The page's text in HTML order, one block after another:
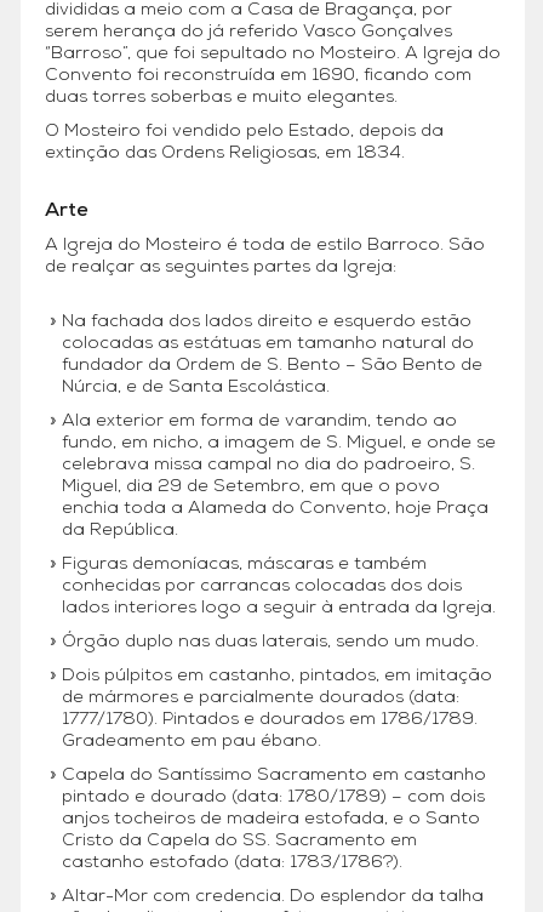
divididas a meio com a Casa de Bragança, por
serem herança do já referido Vasco Gonçalves
“Barroso”, que foi sepultado no Mosteiro. A Igreja do
Convento foi reconstruída em 1690, ficando com
duas torres soberbas e muito elegantes.
O Mosteiro foi vendido pelo Estado, depois da
extinção das Ordens Religiosas, em 1834.
Arte
A Igreja do Mosteiro é toda de estilo Barroco. São
de realçar as seguintes partes da Igreja:
Na fachada dos lados direito e esquerdo estão
colocadas as estátuas em tamanho natural do
fundador da Ordem de S. Bento – São Bento de
Núrcia, e de Santa Escolástica.
Ala exterior em forma de varandim, tendo ao
fundo, em nicho, a imagem de S. Miguel, e onde se
celebrava missa campal no dia do padroeiro, S.
Miguel, dia 29 de Setembro, em que o povo
enchia toda a Alameda do Convento, hoje Praça
da República.
Figuras demoníacas, máscaras e também
conhecidas por carrancas colocadas dos dois
lados interiores logo a seguir à entrada da Igreja.
Órgão duplo nas duas laterais, sendo um mudo.
Dois púlpitos em castanho, pintados, em imitação
de mármores e parcialmente dourados (data:
1777/1780). Pintados e dourados em 1786/1789.
Gradeamento em pau ébano.
Capela do Santíssimo Sacramento em castanho
pintado e dourado (data: 1780/1789) – com dois
anjos tocheiros de madeira estofada, e o Santo
Cristo da Capela do SS. Sacramento em
castanho estofado (data: 1783/1786?).
Altar-Mor com credencia. Do esplendor da talha